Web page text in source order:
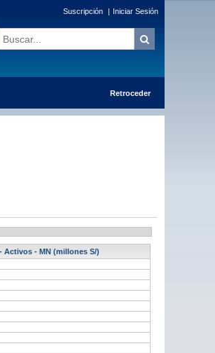
Suscripción | Iniciar Sesión
Retroceder
Activos - MN (millones S/)